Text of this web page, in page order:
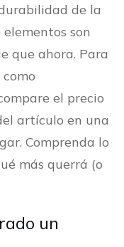
de la
son
que ahora. Para
el precio
artículo en una
Comprenda lo
más querrá (o
un